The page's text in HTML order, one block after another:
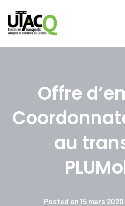
Offre
au
Posted on 15 mars 2020